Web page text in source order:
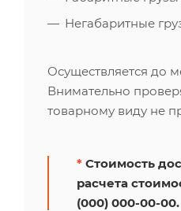
Негабаритные
Осуществляется до
Внимательно
товарному виду не
* Стоимость
расчета
(000) 000-00-00.